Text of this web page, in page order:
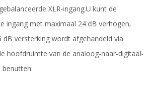
XLR-ingang.U kunt de
ingang met maximaal 24 dB verhogen,
dB versterking wordt afgehandeld via
hoofdruimte van de analoog-naar-digitaal-